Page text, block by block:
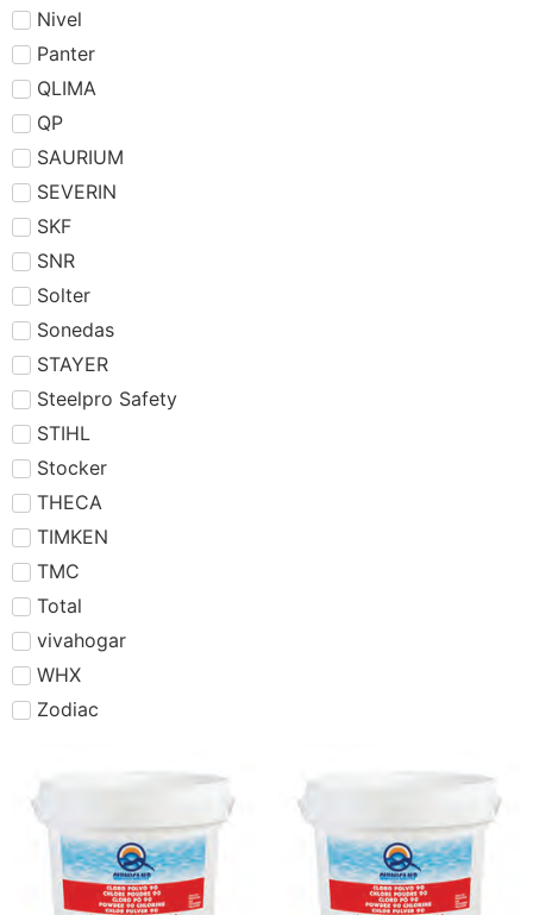
Nivel
Panter
QLIMA
QP
SAURIUM
SEVERIN
SKF
SNR
Solter
Sonedas
STAYER
Steelpro Safety
STIHL
Stocker
THECA
TIMKEN
TMC
Total
vivahogar
WHX
Zodiac